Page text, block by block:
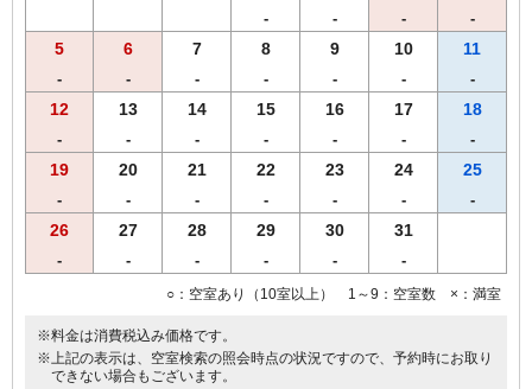
【商品内容】
あんこうの身とアラ600ｇ、あんこうの肝50ｇ、あんこう鍋スープ
※写真はイメージになります。野菜は付属しておりません。
●Wi-Fi・有線ＬＡＮ完備
●加湿空気清浄機完備
●枕元にUSBコンセント設置
●バゲージラック設置
●薄型液晶テレビ
◆◆◆貸出備品◆◆◆
●ズボンプレッサー
●電気スタンド
●アイロン
- - - -
5
-
6
-
7
-
8
-
9
-
10
-
11
-
12
-
13
-
14
-
15
-
16
-
17
-
18
-
19
-
20
-
21
-
22
-
23
-
24
-
25
-
26
-
27
-
28
-
29
-
30
-
31
-
○：空室あり（10室以上） 1～9：空室数 ×：満室
※料金は消費税込み価格です。
※上記の表示は、空室検索の照会時点の状況ですので、予約時にお取り
できない場合もございます。